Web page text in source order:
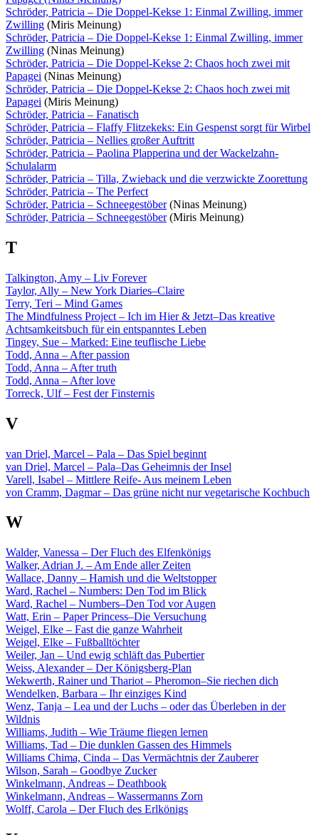
Schröder, Patricia – Die Doppel-Kekse 1: Einmal Zwilling, immer
Zwilling (Miris Meinung)
Schröder, Patricia – Die Doppel-Kekse 1: Einmal Zwilling, immer
Zwilling (Ninas Meinung)
Schröder, Patricia – Die Doppel-Kekse 2: Chaos hoch zwei mit
Papagei (Ninas Meinung)
Schröder, Patricia – Die Doppel-Kekse 2: Chaos hoch zwei mit
Papagei (Miris Meinung)
Schröder, Patricia – Fanatisch
Schröder, Patricia – Flaffy Flitzekeks: Ein Gespenst sorgt für Wirbel
Schröder, Patricia – Nellies großer Auftritt
Schröder, Patricia – Paolina Plapperina und der Wackelzahn-
Schulalarm
Schröder, Patricia – Tilla, Zwieback und die verzwickte Zoorettung
Schröder, Patricia – The Perfect
Schröder, Patricia – Schneegestöber(Ninas Meinung)
Schröder, Patricia – Schneegestöber(Miris Meinung)
T
Talkington, Amy – Liv Forever
Taylor, Ally – New York Diaries–Claire
Terry, Teri – Mind Games
The Mindfulness Project – Ich im Hier & Jetzt–Das kreative
Achtsamkeitsbuch für ein entspanntes Leben
Tingey, Sue – Marked: Eine teuflische Liebe
Todd, Anna – After passion
Todd, Anna – After truth
Todd, Anna – After love
Torreck, Ulf – Fest der Finsternis
V
van Driel, Marcel – Pala – Das Spiel beginnt
van Driel, Marcel – Pala–Das Geheimnis der Insel
Varell, Isabel – Mittlere Reife- Aus meinem Leben
von Cramm, Dagmar – Das grüne nicht nur vegetarische Kochbuch
W
Walder, Vanessa – Der Fluch des Elfenkönigs
Walker, Adrian J. – Am Ende aller Zeiten
Wallace, Danny – Hamish und die Weltstopper
Ward, Rachel – Numbers: Den Tod im Blick
Ward, Rachel – Numbers–Den Tod vor Augen
Watt, Erin – Paper Princess–Die Versuchung
Weigel, Elke – Fast die ganze Wahrheit
Weigel, Elke – Fußballtöchter
Weiler, Jan – Und ewig schläft das Pubertier
Weiss, Alexander – Der Königsberg-Plan
Wekwerth, Rainer und Thariot – Pheromon–Sie riechen dich
Wendelken, Barbara – Ihr einziges Kind
Wenz, Tanja – Lea und der Luchs – oder das Überleben in der
Wildnis
Williams, Judith – Wie Träume fliegen lernen
Williams, Tad – Die dunklen Gassen des Himmels
Williams Chima, Cinda – Das Vermächtnis der Zauberer
Wilson, Sarah – Goodbye Zucker
Winkelmann, Andreas – Deathbook
Winkelmann, Andreas – Wassermanns Zorn
Wolff, Carola – Der Fluch des Erlkönigs